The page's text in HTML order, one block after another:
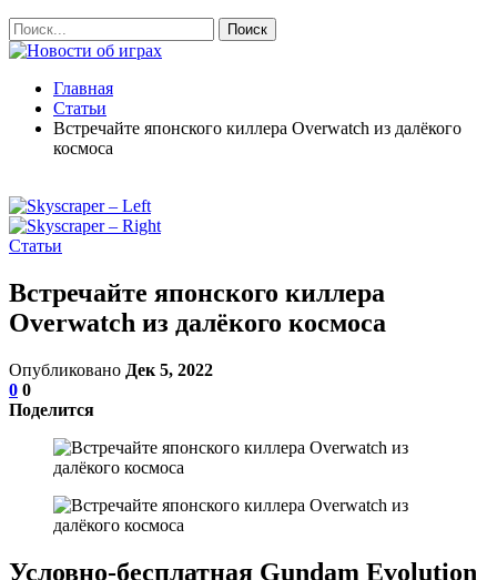
Главная
Статьи
Встречайте японского киллера Overwatch из далёкого
космоса
Статьи
Встречайте японского киллера
Overwatch из далёкого космоса
Опубликовано Дек 5, 2022
0 0
Поделится
Условно-бесплатная Gundam Evolution